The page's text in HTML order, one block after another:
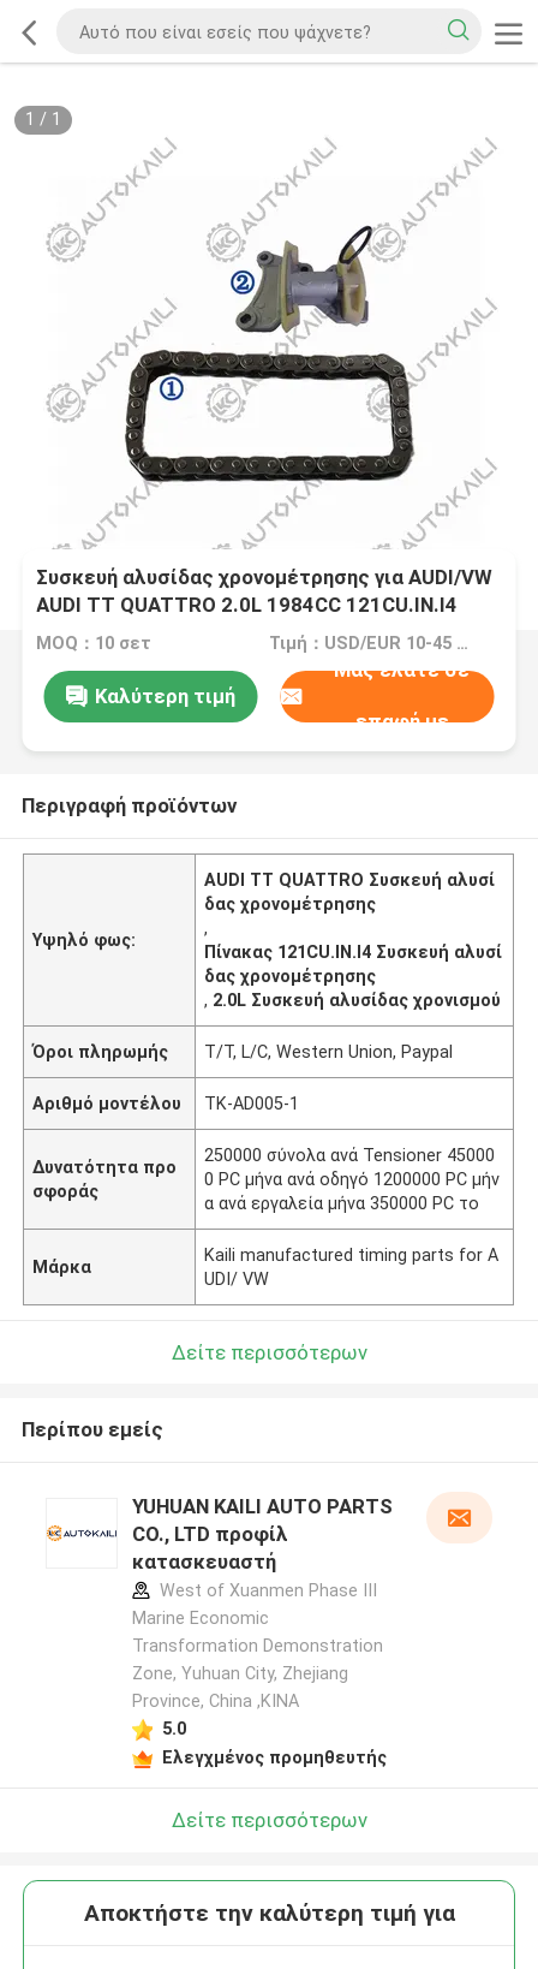
1 / 1
Συσκευή αλυσίδας χρονομέτρησης για AUDI/VW
AUDI TT QUATTRO 2.0L 1984CC 121CU.IN.I4
GAS DOHC 10-12 06D109229A 42L
MOQ：10 σετ Τιμή：USD/EUR 10-45 per set
Καλύτερη τιμή
Μας ελάτε σε
επαφή με
Περιγραφή προϊόντων
Υψηλό φως:
AUDI TT QUATTRO Συσκευή αλυσί
δας χρονομέτρησης
,
Πίνακας 121CU.IN.I4 Συσκευή αλυσί
δας χρονομέτρησης
, 2.0L Συσκευή αλυσίδας χρονισμού
Όροι πληρωμής T/T, L/C, Western Union, Paypal
Αριθμό μοντέλου TK-AD005-1
Δυνατότητα προ
σφοράς
250000 σύνολα ανά Tensioner 45000
0 PC μήνα ανά οδηγό 1200000 PC μήν
α ανά εργαλεία μήνα 350000 PC το
Μάρκα
Kaili manufactured timing parts for A
UDI/ VW
Δείτε περισσότερων
Περίπου εμείς
YUHUAN KAILI AUTO PARTS
CO., LTD προφίλ
κατασκευαστή
West of Xuanmen Phase III
Marine Economic
Transformation Demonstration
Zone, Yuhuan City, Zhejiang
Province, China ,ΚΙΝΑ
5.0
Ελεγχμένος προμηθευτής
Δείτε περισσότερων
Αποκτήστε την καλύτερη τιμή για